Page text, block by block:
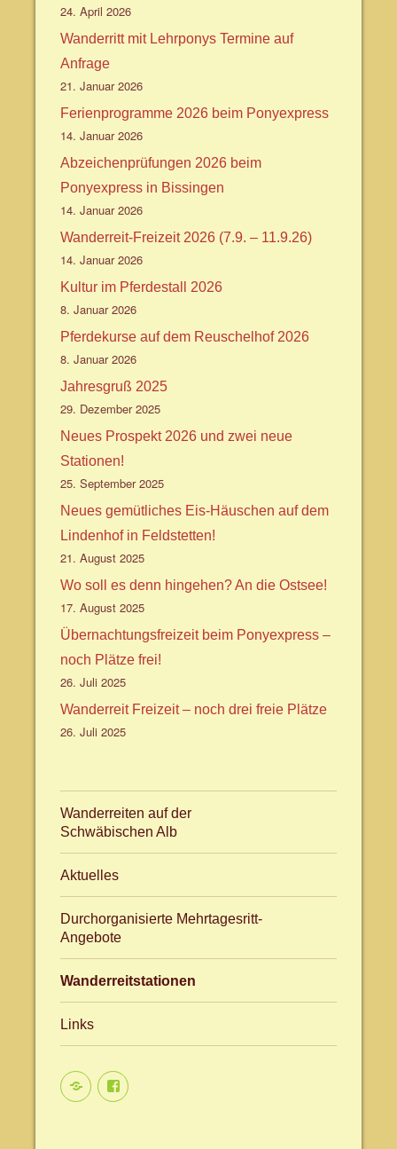
24. April 2026
Wanderritt mit Lehrponys Termine auf
Anfrage
21. Januar 2026
Ferienprogramme 2026 beim Ponyexpress
14. Januar 2026
Abzeichenprüfungen 2026 beim
Ponyexpress in Bissingen
14. Januar 2026
Wanderreit-Freizeit 2026 (7.9. – 11.9.26)
14. Januar 2026
Kultur im Pferdestall 2026
8. Januar 2026
Pferdekurse auf dem Reuschelhof 2026
8. Januar 2026
Jahresgruß 2025
29. Dezember 2025
Neues Prospekt 2026 und zwei neue
Stationen!
25. September 2025
Neues gemütliches Eis-Häuschen auf dem
Lindenhof in Feldstetten!
21. August 2025
Wo soll es denn hingehen? An die Ostsee!
17. August 2025
Übernachtungsfreizeit beim Ponyexpress –
noch Plätze frei!
26. Juli 2025
Wanderreit Freizeit – noch drei freie Plätze
26. Juli 2025
Wanderreiten auf der
Schwäbischen Alb
Aktuelles
Durchorganisierte Mehrtagesritt-
Angebote
Wanderreitstationen
Links
Aktuellesfacebook.com/WanderreitenAlb